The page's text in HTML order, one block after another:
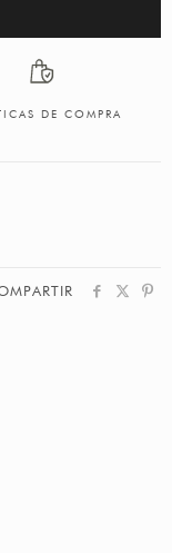
DE COMPRA